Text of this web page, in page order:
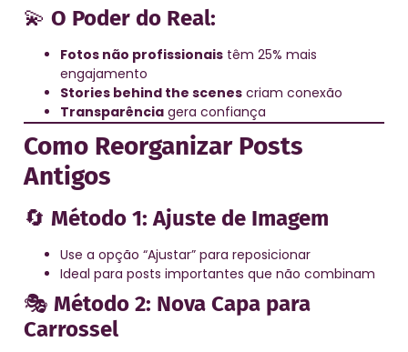
💫 O Poder do Real:
Fotos não profissionais têm 25% mais
engajamento
Stories behind the scenes criam conexão
Transparência gera confiança
Como Reorganizar Posts
Antigos
🔄 Método 1: Ajuste de Imagem
Use a opção “Ajustar” para reposicionar
Ideal para posts importantes que não combinam
🎭 Método 2: Nova Capa para
Carrossel